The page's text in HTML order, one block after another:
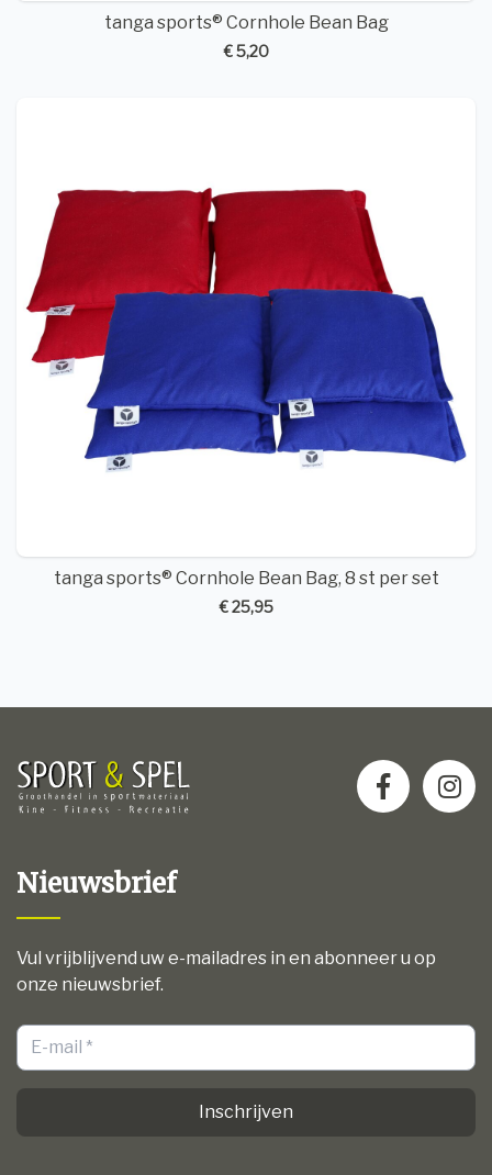
tanga sports® Cornhole Bean Bag
€ 5,20
tanga sports® Cornhole Bean Bag, 8 st per set
€ 25,95
Nieuwsbrief
Vul vrijblijvend uw e-mailadres in en abonneer u op
onze nieuwsbrief.
Inschrijven